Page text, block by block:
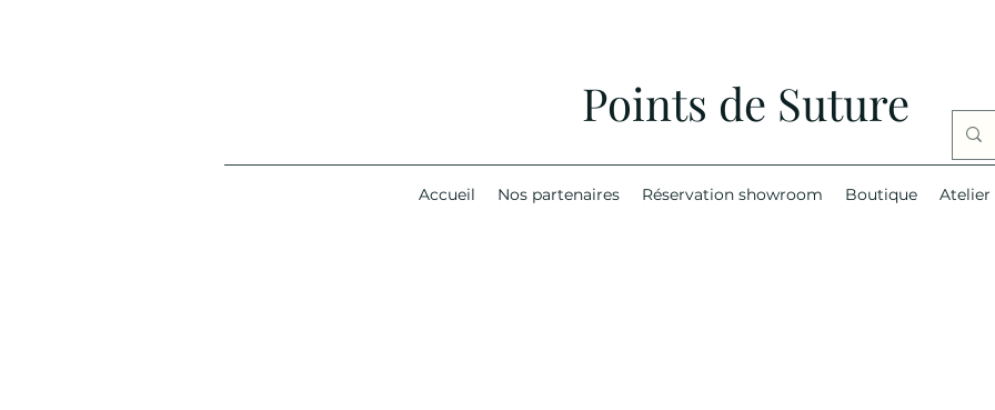
Points de Suture
Accueil Nos partenaires Réservation showroom Boutique Atelier